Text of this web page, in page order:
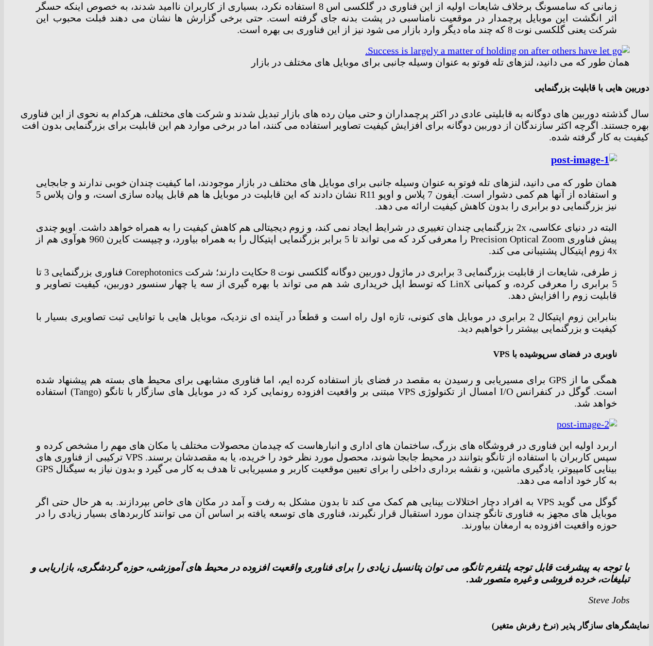
زمانی که سامسونگ برخلاف شایعات اولیه از این فناوری در گلکسی اس 8 استفاده نکرد، بسیاری از کاربران ناامید شدند، به خصوص اینکه حسگر
اثر انگشت این موبایل پرچمدار در موقعیت نامناسبی در پشت بدنه جای گرفته است. حتی برخی گزارش ها نشان می دهند فبلت محبوب این
شرکت یعنی گلکسی نوت 8 که چند ماه دیگر وارد بازار می شود نیز از این فناوری بی بهره است.
همان طور که می دانید، لنزهای تله فوتو به عنوان وسیله جانبی برای موبایل های مختلف در بازار
دوربین هایی با قابلیت بزرگنمایی
سال گذشته دوربین های دوگانه به قابلیتی عادی در اکثر پرچمداران و حتی میان رده های بازار تبدیل شدند و شرکت های مختلف، هرکدام به نحوی از این فناوری
بهره جستند. اگرچه اکثر سازندگان از دوربین دوگانه برای افزایش کیفیت تصاویر استفاده می کنند، اما در برخی موارد هم این قابلیت برای بزرگنمایی بدون افت
کیفیت به کار گرفته شده.
همان طور که می دانید، لنزهای تله فوتو به عنوان وسیله جانبی برای موبایل های مختلف در بازار موجودند، اما کیفیت چندان خوبی ندارند و جابجایی
و استفاده از آنها هم کمی دشوار است. آیفون 7 پلاس و اوپو R11 نشان دادند که این قابلیت در موبایل ها هم قابل پیاده سازی است، و وان پلاس 5
نیز بزرگنمایی دو برابری را بدون کاهش کیفیت ارائه می دهد.
البته در دنیای عکاسی، 2x بزرگنمایی چندان تغییری در شرایط ایجاد نمی کند، و زوم دیجیتالی هم کاهش کیفیت را به همراه خواهد داشت. اوپو چندی
پیش فناوری Precision Optical Zoom را معرفی کرد که می تواند تا 5 برابر بزرگنمایی اپتیکال را به همراه بیاورد، و چیپست کایرن 960 هوآوی هم از
4x زوم اپتیکال پشتیبانی می کند.
ز طرفی، شایعات از قابلیت بزرگنمایی 3 برابری در ماژول دوربین دوگانه گلکسی نوت 8 حکایت دارند؛ شرکت Corephotonics فناوری بزرگنمایی 3 تا
5 برابری را معرفی کرده، و کمپانی LinX که توسط اپل خریداری شد هم می تواند با بهره گیری از سه یا چهار سنسور دوربین، کیفیت تصاویر و
قابلیت زوم را افزایش دهد.
بنابراین زوم اپتیکال 2 برابری در موبایل های کنونی، تازه اول راه است و قطعاً در آینده ای نزدیک، موبایل هایی با توانایی ثبت تصاویری بسیار با
کیفیت و بزرگنمایی بیشتر را خواهیم دید.
ناوبری در فضای سرپوشیده با VPS
همگی ما از GPS برای مسیریابی و رسیدن به مقصد در فضای باز استفاده کرده ایم، اما فناوری مشابهی برای محیط های بسته هم پیشنهاد شده
است. گوگل در کنفرانس I/O امسال از تکنولوژی VPS مبتنی بر واقعیت افزوده رونمایی کرد که در موبایل های سازگار با تانگو (Tango) استفاده
خواهد شد.
اربرد اولیه این فناوری در فروشگاه های بزرگ، ساختمان های اداری و انبارهاست که چیدمان محصولات مختلف یا مکان های مهم را مشخص کرده و
سپس کاربران با استفاده از تانگو بتوانند در محیط جابجا شوند، محصول مورد نظر خود را خریده، یا به مقصدشان برسند. VPS ترکیبی از فناوری های
بینایی کامپیوتر، یادگیری ماشین، و نقشه برداری داخلی را برای تعیین موقعیت کاربر و مسیریابی تا هدف به کار می گیرد و بدون نیاز به سیگنال GPS
به کار خود ادامه می دهد.
گوگل می گوید VPS به افراد دچار اختلالات بینایی هم کمک می کند تا بدون مشکل به رفت و آمد در مکان های خاص بپردازند. به هر حال حتی اگر
موبایل های مجهز به فناوری تانگو چندان مورد استقبال قرار نگیرند، فناوری های توسعه یافته بر اساس آن می توانند کاربردهای بسیار زیادی را در
حوزه واقعیت افزوده به ارمغان بیاورند.
با توجه به پیشرفت قابل توجه پلتفرم تانگو، می توان پتانسیل زیادی را برای فناوری واقعیت افزوده در محیط های آموزشی، حوزه گردشگری، بازاریابی و
تبلیغات، خرده فروشی و غیره متصور شد.
Steve Jobs
نمایشگرهای سازگار پذیر (نرخ رفرش متغیر)